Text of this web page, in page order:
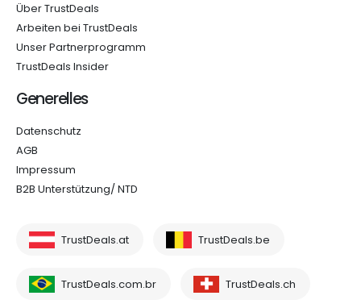
Über TrustDeals
Arbeiten bei TrustDeals
Unser Partnerprogramm
TrustDeals Insider
Generelles
Datenschutz
AGB
Impressum
B2B Unterstützung/ NTD
TrustDeals.at TrustDeals.be
TrustDeals.com.br TrustDeals.ch